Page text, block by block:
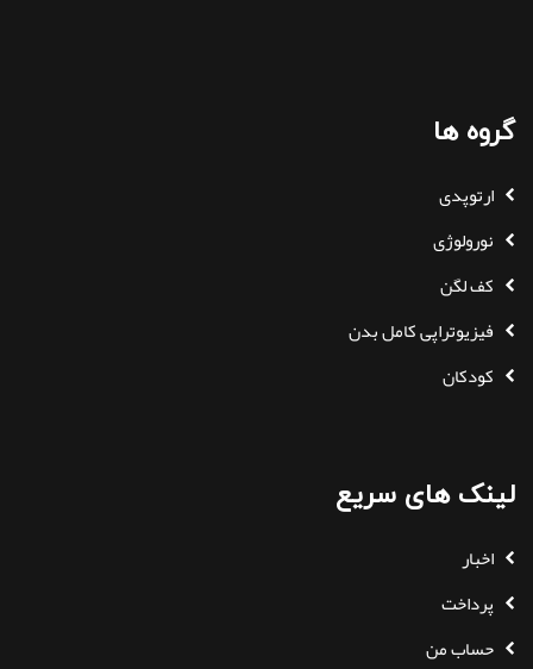
گروه ها
ارتوپدی
نورولوژی
کف لگن
فیزیوتراپی کامل بدن
کودکان
لینک های سریع
اخبار
پرداخت
حساب من